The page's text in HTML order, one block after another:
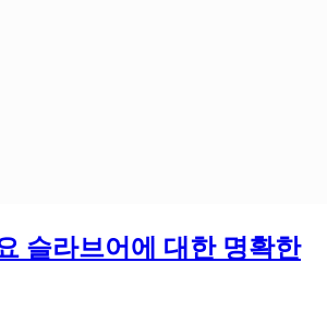
슬라브어에 대한 명확한